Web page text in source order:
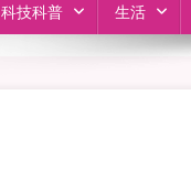
科技科普 生活